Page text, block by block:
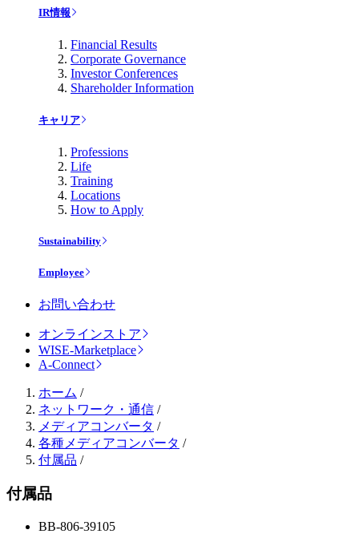
IR情報
Financial Results
Corporate Governance
Investor Conferences
Shareholder Information
キャリア
Professions
Life
Training
Locations
How to Apply
Sustainability
Employee
お問い合わせ
オンラインストア
WISE-Marketplace
A-Connect
ホーム /
ネットワーク・通信 /
メディアコンバータ /
各種メディアコンバータ /
付属品 /
付属品
BB-806-39105